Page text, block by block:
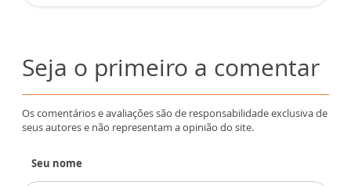
Seja o primeiro a comentar
Os comentários e avaliações são de responsabilidade exclusiva de
seus autores e não representam a opinião do site.
Seu nome